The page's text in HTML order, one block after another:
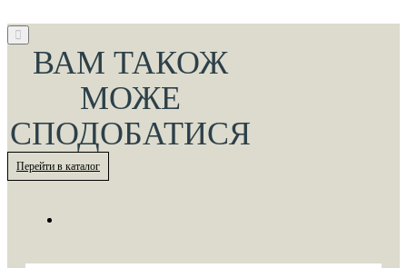
ВАМ ТАКОЖ
МОЖЕ
СПОДОБАТИСЯ
Перейти в каталог